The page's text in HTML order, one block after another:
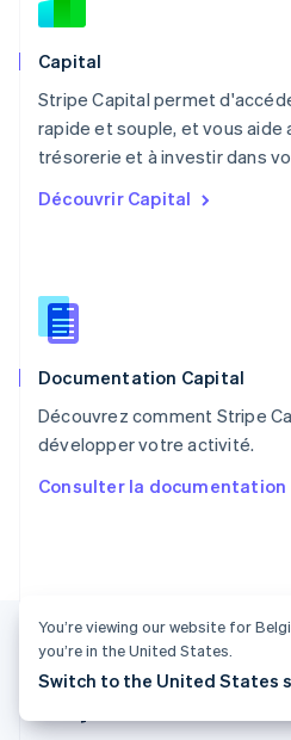
Capital
Stripe Capital permet
rapide et souple, et vous aide
trésorerie et à investir dans
Découvrir Capital
Documentation Capital
Découvrez comment Stripe
développer votre activité.
Consulter la documentation
Nouvelle-Zélande
English
Nederlands English
Pologne
English
PortuguêsEnglish
English
Roumanie
Royaume-Uni
Singapour
English简体中文
English
Suisse
Français English
Thaïlande
ไทย English
You’re viewing our website for
you’re in the United States.
Switch to the United States